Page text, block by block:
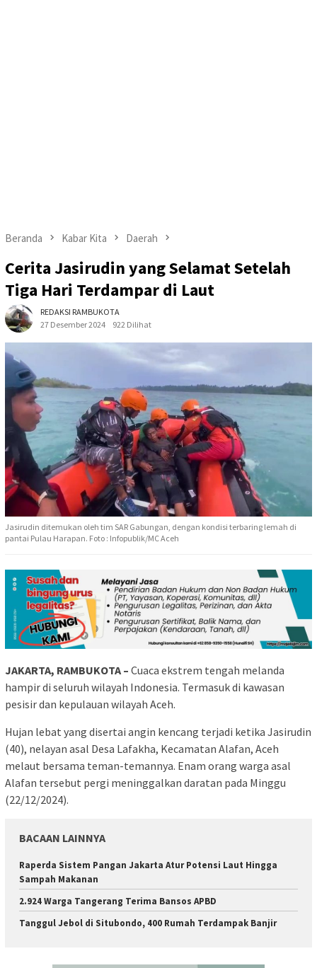
Beranda Kabar Kita Daerah
Cerita Jasirudin yang Selamat Setelah
Tiga Hari Terdampar di Laut
REDAKSI RAMBUKOTA
27 Desember 2024
922 Dilihat
Jasirudin ditemukan oleh tim SAR Gabungan, dengan kondisi terbaring lemah di
pantai Pulau Harapan. Foto : Infopublik/MC Aceh
JAKARTA, RAMBUKOTA – Cuaca ekstrem tengah melanda
hampir di seluruh wilayah Indonesia. Termasuk di kawasan
pesisir dan kepulauan wilayah Aceh.
Hujan lebat yang disertai angin kencang terjadi ketika Jasirudin
(40), nelayan asal Desa Lafakha, Kecamatan Alafan, Aceh
melaut bersama teman-temannya. Enam orang warga asal
Alafan tersebut pergi meninggalkan daratan pada Minggu
(22/12/2024).
BACAAN LAINNYA
Raperda Sistem Pangan Jakarta Atur Potensi Laut Hingga
Sampah Makanan
2.924 Warga Tangerang Terima Bansos APBD
Tanggul Jebol di Situbondo, 400 Rumah Terdampak Banjir